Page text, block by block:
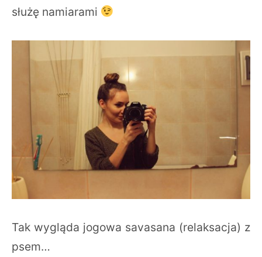
służę namiarami
Tak wygląda jogowa savasana (relaksacja) z
psem…